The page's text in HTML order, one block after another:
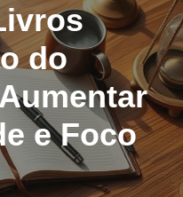
do
e Foco